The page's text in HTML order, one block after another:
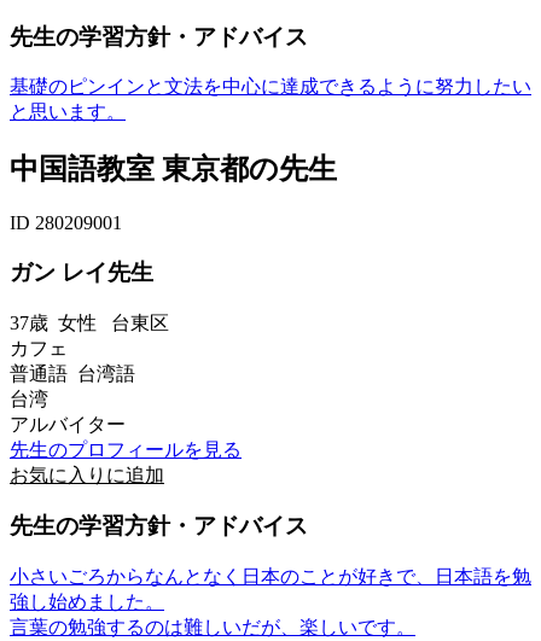
先生の学習方針・アドバイス
基礎のピンインと文法を中心に達成できるように努力したい
と思います。
中国語教室 東京都の先生
ID 280209001
ガン レイ先生
37歳 女性 台東区
カフェ
普通語 台湾語
台湾
アルバイター
先生のプロフィールを見る
お気に入りに追加
先生の学習方針・アドバイス
小さいごろからなんとなく日本のことが好きで、日本語を勉
強し始めました。
言葉の勉強するのは難しいだが、楽しいです。